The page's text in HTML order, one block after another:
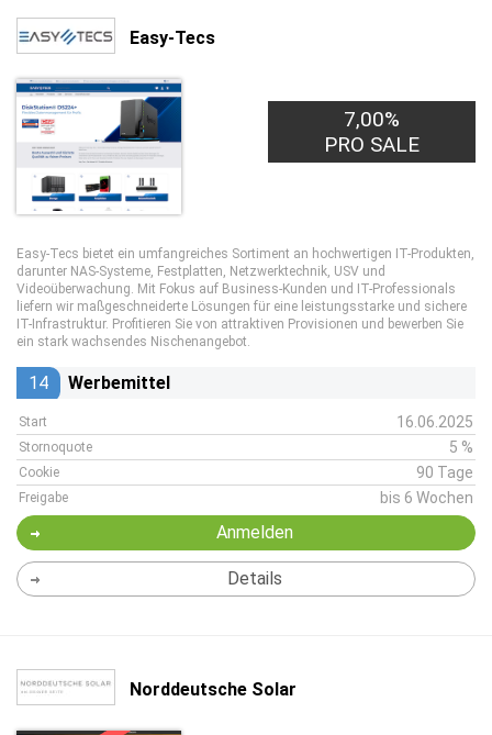
Easy-Tecs
7,00%
PRO SALE
Easy-Tecs bietet ein umfangreiches Sortiment an hochwertigen IT-Produkten,
darunter NAS-Systeme, Festplatten, Netzwerktechnik, USV und
Videoüberwachung. Mit Fokus auf Business-Kunden und IT-Professionals
liefern wir maßgeschneiderte Lösungen für eine leistungsstarke und sichere
IT-Infrastruktur. Profitieren Sie von attraktiven Provisionen und bewerben Sie
ein stark wachsendes Nischenangebot.
14 Werbemittel
Start 16.06.2025
Stornoquote 5 %
Cookie 90 Tage
Freigabe bis 6 Wochen
Anmelden
Details
Norddeutsche Solar